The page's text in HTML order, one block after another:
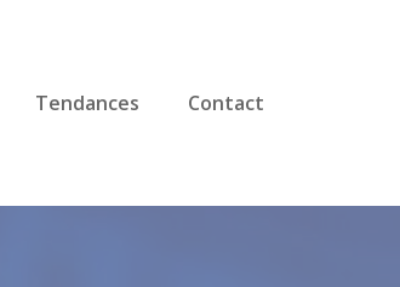
Tendances Contact